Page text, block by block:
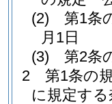
(2)
第1条
月1日
(3)
第2条
2
第1条の
に規定す